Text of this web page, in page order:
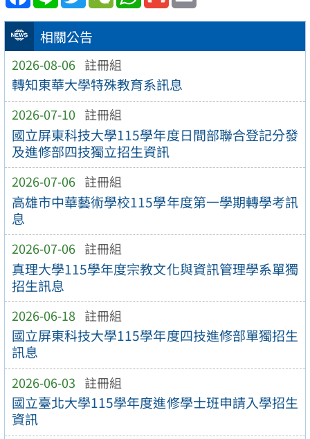
相關公告
2026-08-06 註冊組
轉知東華大學特殊教育系訊息
2026-07-10 註冊組
國立屏東科技大學115學年度日間部聯合登記分發
及進修部四技獨立招生資訊
2026-07-06 註冊組
高雄市中華藝術學校115學年度第一學期轉學考訊
息
2026-07-06 註冊組
真理大學115學年度宗教文化與資訊管理學系單獨
招生訊息
2026-06-18 註冊組
國立屏東科技大學115學年度四技進修部單獨招生
訊息
2026-06-03 註冊組
國立臺北大學115學年度進修學士班申請入學招生
資訊